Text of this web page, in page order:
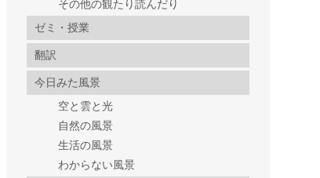
その他の観たり読んだり
ゼミ・授業
翻訳
今日みた風景
空と雲と光
自然の風景
生活の風景
わからない風景